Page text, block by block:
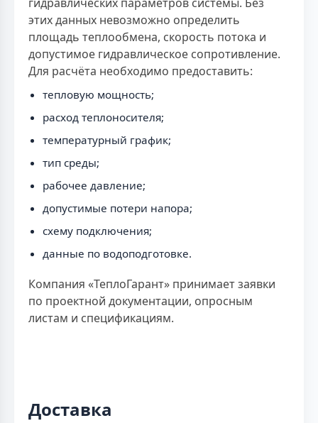
этих данных невозможно определить
площадь теплообмена, скорость потока и
допустимое гидравлическое сопротивление.
Для расчёта необходимо предоставить:
тепловую мощность;
расход теплоносителя;
температурный график;
тип среды;
рабочее давление;
допустимые потери напора;
схему подключения;
данные по водоподготовке.
Компания «ТеплоГарант» принимает заявки
по проектной документации, опросным
листам и спецификациям.
Доставка